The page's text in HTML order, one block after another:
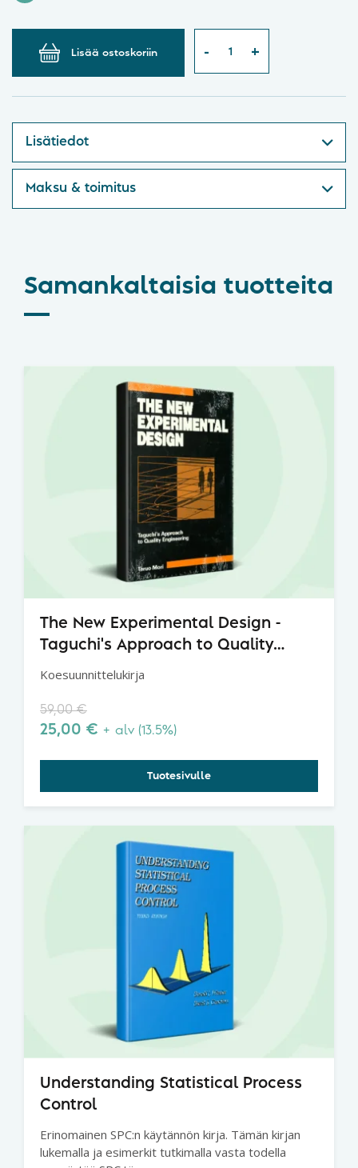
Lisää ostoskoriin
Lisätiedot
Maksu & toimitus
Samankaltaisia tuotteita
The New Experimental Design -
Taguchi's Approach to Quality
Koesuunnittelukirja
59,00€
25,00 € + alv (13.5%)
Tuotesivulle
Understanding Statistical Process
Control
Erinomainen SPC:n käytännön kirja. Tämän kirjan
lukemalla ja esimerkit tutkimalla vasta todella